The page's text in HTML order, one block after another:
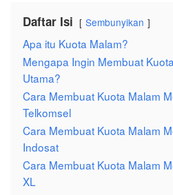
Daftar Isi Sembunyikan
Apa itu Kuota Malam?
Mengapa Ingin Membuat
Utama?
Cara Membuat Kuota Malam
Telkomsel
Cara Membuat Kuota Malam
Indosat
Cara Membuat Kuota Malam
XL